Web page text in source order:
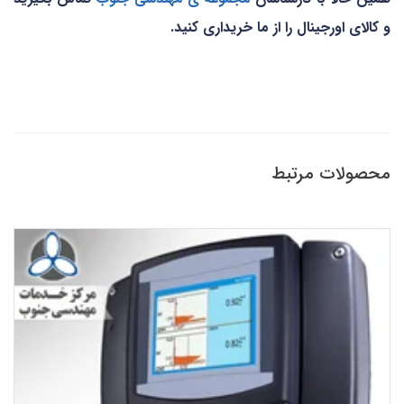
و کالای اورجینال را از ما خریداری کنید.
محصولات مرتبط